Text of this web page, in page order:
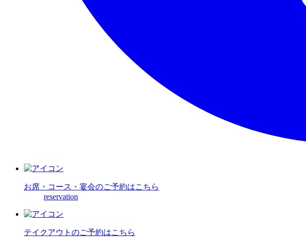
お席・コース・宴会のご予約はこちら
reservation
テイクアウトのご予約はこちら